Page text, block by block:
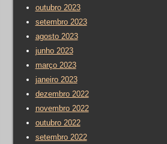
outubro 2023
setembro 2023
agosto 2023
junho 2023
março 2023
janeiro 2023
dezembro 2022
novembro 2022
outubro 2022
setembro 2022